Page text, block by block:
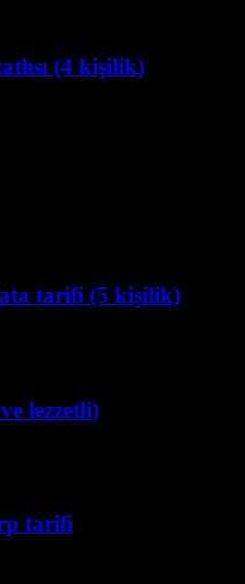
(4 kişilik)
tarifi (5 kişilik)
lezzetli)
tarifi